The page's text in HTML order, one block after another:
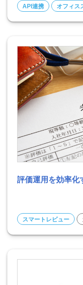
API連携 オフィス
評価運用を効率化
スマートレビュー